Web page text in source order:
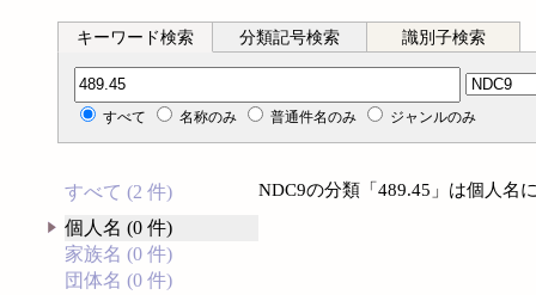
キーワード検索 分類記号検索 識別子検索
分類記号検索
すべて 名称のみ 普通件名のみ ジャンルのみ
すべて (2 件)
個人名 (0 件)
家族名 (0 件)
団体名 (0 件)
NDC9の分類「489.45」は個人名